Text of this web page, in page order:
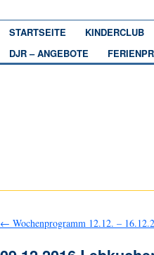
STARTSEITE KINDERCLUB
DJR – ANGEBOTE
← Wochenprogramm 12.12. –